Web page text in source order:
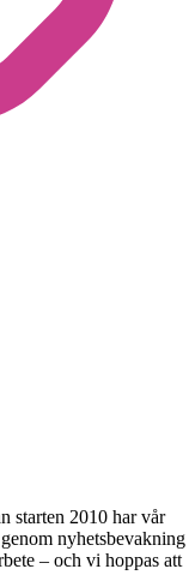
starten 2010 har vår
nyhetsbevakning
– och vi hoppas att